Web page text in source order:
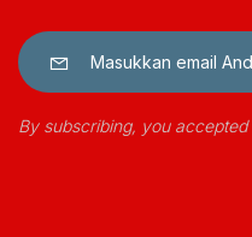
By subscribing, you